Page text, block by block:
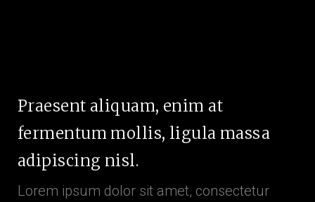
Praesent aliquam, enim at
fermentum mollis, ligula massa
adipiscing nisl.
Lorem ipsum dolor sit amet, consectetur